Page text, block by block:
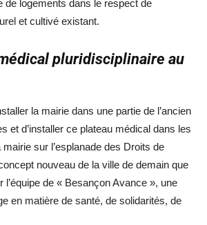
de logements dans le respect de
et cultivé existant.
pluridisciplinaire au
la mairie dans une partie de l’ancien
et d’installer ce plateau médical dans les
sur l’esplanade des Droits de
nouveau de la ville de demain que
l’équipe de « Besançon Avance », une
en matière de santé, de solidarités, de